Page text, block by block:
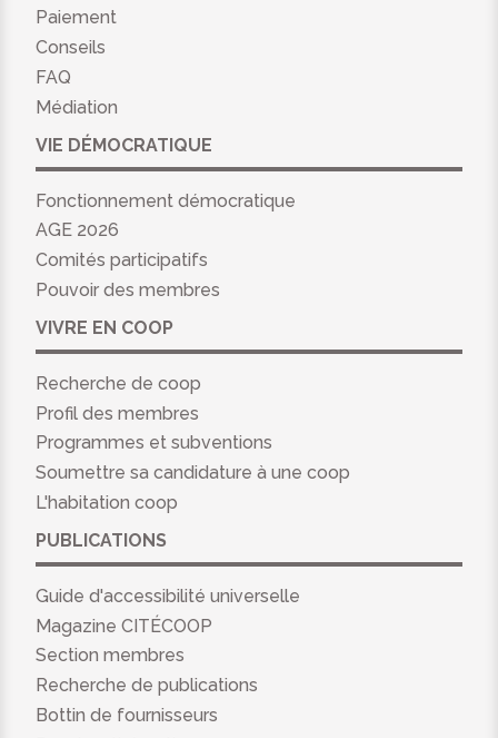
Paiement
Conseils
FAQ
Médiation
VIE DÉMOCRATIQUE
Fonctionnement démocratique
AGE 2026
Comités participatifs
Pouvoir des membres
VIVRE EN COOP
Recherche de coop
Profil des membres
Programmes et subventions
Soumettre sa candidature à une coop
L'habitation coop
PUBLICATIONS
Guide d'accessibilité universelle
Magazine CITÉCOOP
Section membres
Recherche de publications
Bottin de fournisseurs